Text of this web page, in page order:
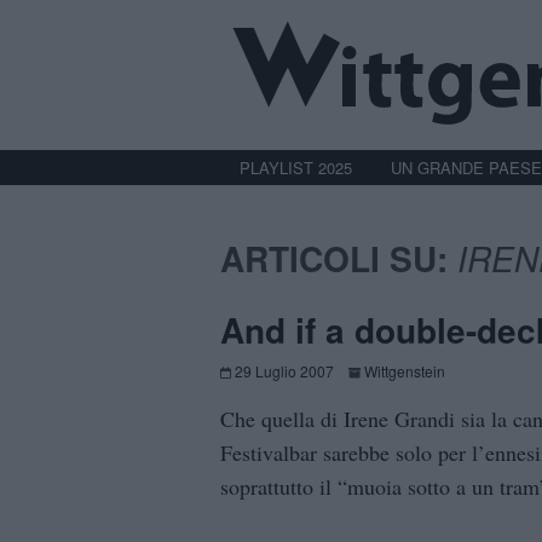
PLAYLIST 2025 UN GRANDE PAESE
ARTICOLI SU:
And if a double-
29 Luglio 2007 Wittgenstein
Che quella di Irene Grandi sia la
Festivalbar sarebbe solo per
soprattutto il “muoia sotto a un